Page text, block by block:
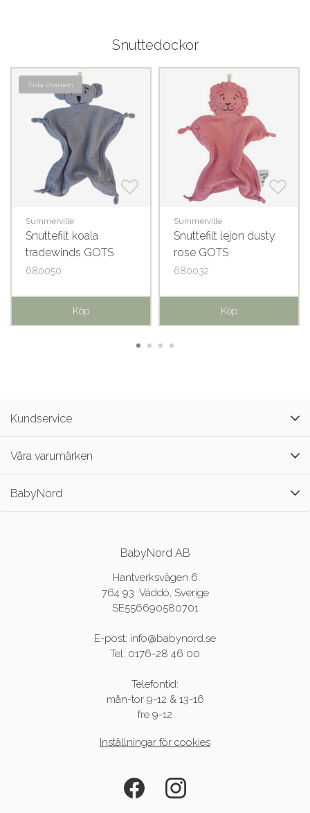
Snuttedockor
Sista chansen
Summerville
Snuttefilt koala
tradewinds GOTS
680050
Köp
Summerville
Snuttefilt lejon dusty
rose GOTS
680032
Köp
Kundservice
Våra varumärken
BabyNord
BabyNord AB
Hantverksvägen 6
764 93 Väddö, Sverige
SE556690580701
E-post: info@babynord.se
Tel: 0176-28 46 00
Telefontid:
mån-tor 9-12 & 13-16
fre 9-12
Inställningar för cookies